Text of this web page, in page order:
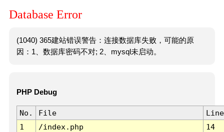
Database Error
(1040) 365建站错误警告：连接数据库失败，可能的原
因：1、数据库密码不对; 2、mysql未启动。
PHP Debug
No. File
Line
1
/index.php 14